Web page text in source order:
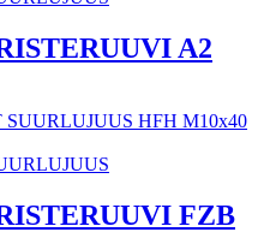
A2
FZB